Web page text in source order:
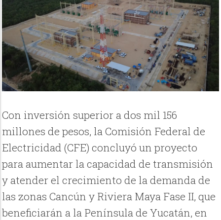
Con inversión superior a dos mil 156
millones de pesos, la Comisión Federal de
Electricidad (CFE) concluyó un proyecto
para aumentar la capacidad de transmisión
y atender el crecimiento de la demanda de
las zonas Cancún y Riviera Maya Fase II, que
beneficiarán a la Península de Yucatán, en